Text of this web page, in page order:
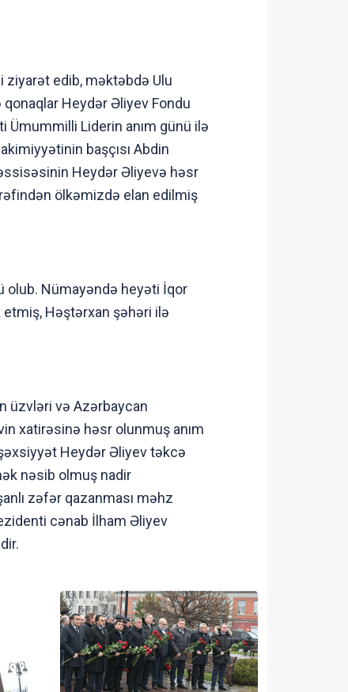
ziyarət edib, məktəbdə Ulu
Heydər Əliyev Fondu
Ümummilli Liderin anım günü ilə
başçısı Abdin
Heydər Əliyevə həsr
ölkəmizdə elan edilmiş
olub. Nümayəndə heyəti İqor
Həştərxan şəhəri ilə
üzvləri və Azərbaycan
xatirəsinə həsr olunmuş anım
Heydər Əliyev təkcə
nəsib olmuş nadir
zəfər qazanması məhz
cənab İlham Əliyev